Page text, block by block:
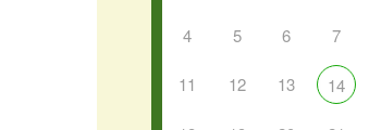
4 5 6 7
11 12 13 14